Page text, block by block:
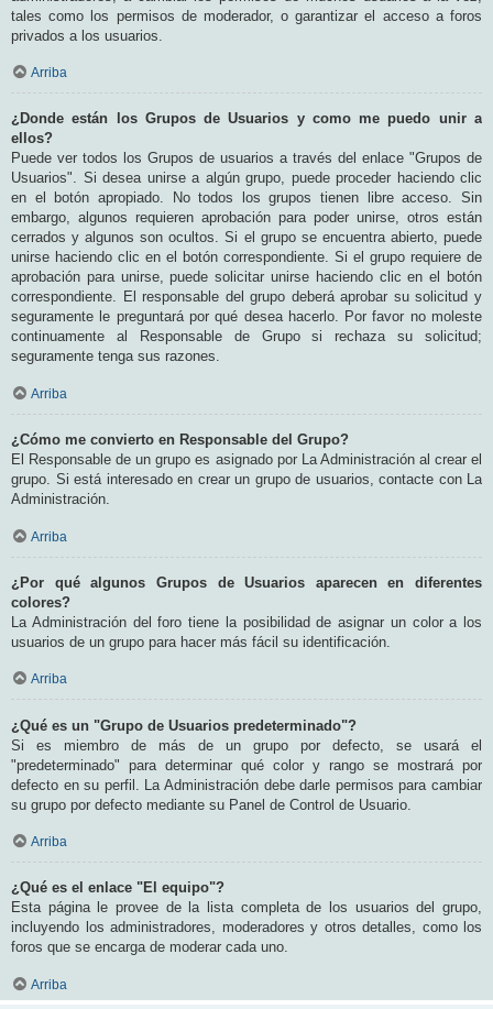
tales como los permisos de moderador, o garantizar el acceso a foros
privados a los usuarios.
Arriba
¿Donde están los Grupos de Usuarios y como me puedo unir a
ellos?
Puede ver todos los Grupos de usuarios a través del enlace "Grupos de
Usuarios". Si desea unirse a algún grupo, puede proceder haciendo clic
en el botón apropiado. No todos los grupos tienen libre acceso. Sin
embargo, algunos requieren aprobación para poder unirse, otros están
cerrados y algunos son ocultos. Si el grupo se encuentra abierto, puede
unirse haciendo clic en el botón correspondiente. Si el grupo requiere de
aprobación para unirse, puede solicitar unirse haciendo clic en el botón
correspondiente. El responsable del grupo deberá aprobar su solicitud y
seguramente le preguntará por qué desea hacerlo. Por favor no moleste
continuamente al Responsable de Grupo si rechaza su solicitud;
seguramente tenga sus razones.
Arriba
¿Cómo me convierto en Responsable del Grupo?
El Responsable de un grupo es asignado por La Administración al crear el
grupo. Si está interesado en crear un grupo de usuarios, contacte con La
Administración.
Arriba
¿Por qué algunos Grupos de Usuarios aparecen en diferentes
colores?
La Administración del foro tiene la posibilidad de asignar un color a los
usuarios de un grupo para hacer más fácil su identificación.
Arriba
¿Qué es un "Grupo de Usuarios predeterminado"?
Si es miembro de más de un grupo por defecto, se usará el
"predeterminado" para determinar qué color y rango se mostrará por
defecto en su perfil. La Administración debe darle permisos para cambiar
su grupo por defecto mediante su Panel de Control de Usuario.
Arriba
¿Qué es el enlace "El equipo"?
Esta página le provee de la lista completa de los usuarios del grupo,
incluyendo los administradores, moderadores y otros detalles, como los
foros que se encarga de moderar cada uno.
Arriba